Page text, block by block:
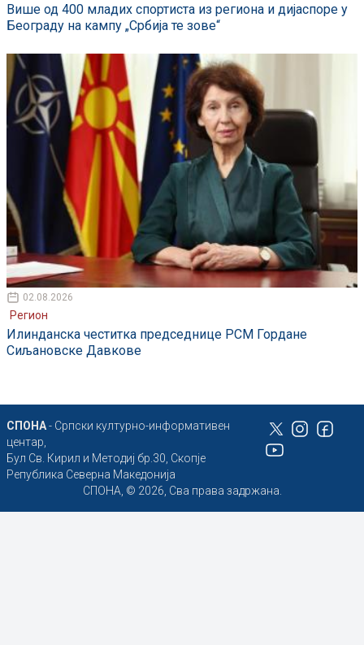
Више од 400 младих спортиста из региона и дијаспоре у
Београду на кампу „Србија те зове“
02.08.2026
Регион
Илинданска честитка председнице РСМ Гордане
Сиљановске Давкове
СПОНА- Српски културно-информативен
центар,
Бул Св. Кирил и Методиј бр.30, Скопје
Република Северна Македонија
СПОНА, © 2026, Сва права задржана.